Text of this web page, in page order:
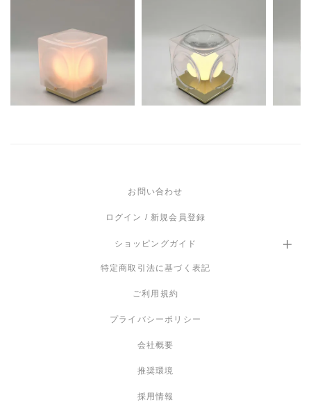
付属電球
あり
推奨ＬＥＤ電球
83,600 83,600 税込
お問い合わせ
ログイン / 新規会員登録
ショッピングガイド
特定商取引法に基づく表記
ご利用規約
プライバシーポリシー
会社概要
推奨環境
採用情報